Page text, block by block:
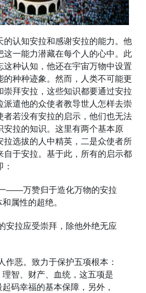
的认知安拉和感谢安拉的能力。他
这一能力潜藏在每个人的心中。此
这种认知，他还在宇宙万物中设置
的种种迹象。然而，人类不可能更
崇拜安拉，这些知识都要通过安拉
派遣他的众使者教导世人怎样去崇
者若没有安拉的启示，他们也无法
安拉的知识。这里有两个基本原
拉选拔的人中精英，二是众使者所
自于安拉。基于此，所有的启示都
——万赞归于造化万物的安拉
属性的超绝。
安拉应受崇拜，除他外绝无应
作恶。致力于保护五项根本：
智、财产、血统，这五项是
码幸福的基本保障，另外，